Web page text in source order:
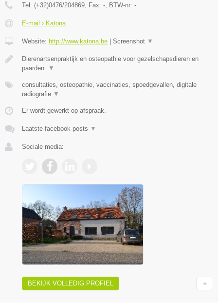
Tel: (+32)0476/204869 , Fax: - , BTW-nr: -
E-mail › Katona
Website: http://www.katona.be | Screenshot ▼
Dierenartsenpraktijk en osteopathie voor gezelschapsdieren en
paarden.
▼
consultaties, osteopathie, vaccinaties, spoedgevallen, digitale
radiografie ▼
Er wordt gewerkt op afspraak.
Laatste facebook posts ▼
Sociale media:
BEKIJK VOLLEDIG PROFIEL